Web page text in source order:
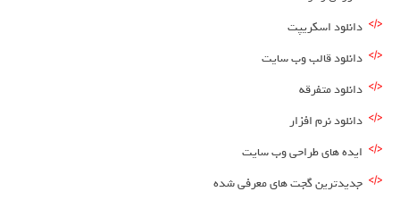
دانلود اسکریپت
دانلود قالب وب سایت
دانلود متفرقه
دانلود نرم افزار
ایده های طراحی وب سایت
جدیدترین گجت های معرفی شده